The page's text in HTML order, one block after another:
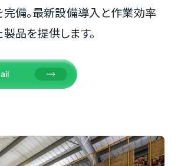
備。最新設備導入と作業効率
品を提供します。